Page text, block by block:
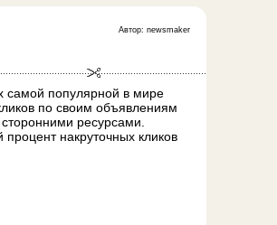
Автор: newsmaker
самой популярной в мире
по своим объявлениям
ресурсами.
накруточных кликов